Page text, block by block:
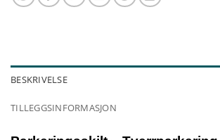
BESKRIVELSE
TILLEGGSINFORMASJON